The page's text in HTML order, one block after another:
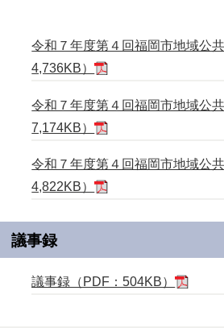
令和７年度第４回福岡市地域公
4,736KB）
令和７年度第４回福岡市地域公
7,174KB）
令和７年度第４回福岡市地域公
4,822KB）
議事録
議事録（PDF：504KB）